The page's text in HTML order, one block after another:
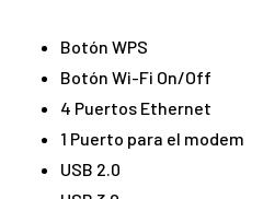
Botón WPS
Botón Wi-Fi On/Off
4 Puertos Ethernet
1 Puerto para el modem
USB 2.0